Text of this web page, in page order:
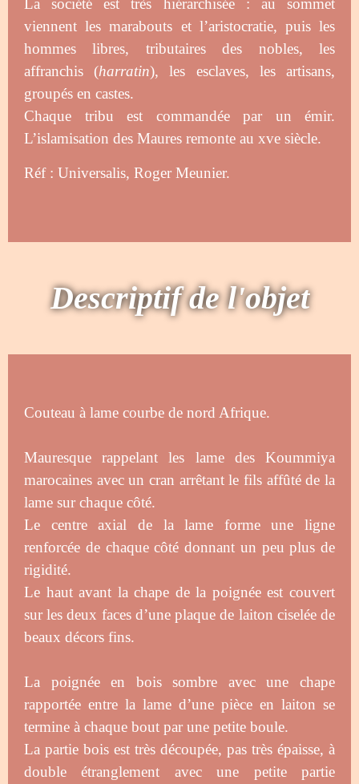
La société est très hiérarchisée : au sommet
viennent les marabouts et l’aristocratie, puis les
hommes libres, tributaires des nobles, les
affranchis (harratin), les esclaves, les artisans,
groupés en castes.
Chaque tribu est commandée par un émir.
L’islamisation des Maures remonte au xve siècle.
Réf : Universalis, Roger Meunier.
Descriptif de l'objet
Couteau à lame courbe de nord Afrique.
Mauresque rappelant les lame des Koummiya
marocaines avec un cran arrêtant le fils affûté de la
lame sur chaque côté.
Le centre axial de la lame forme une ligne
renforcée de chaque côté donnant un peu plus de
rigidité.
Le haut avant la chape de la poignée est couvert
sur les deux faces d’une plaque de laiton ciselée de
beaux décors fins.
La poignée en bois sombre avec une chape
rapportée entre la lame d’une pièce en laiton se
termine à chaque bout par une petite boule.
La partie bois est très découpée, pas très épaisse, à
double étranglement avec une petite partie